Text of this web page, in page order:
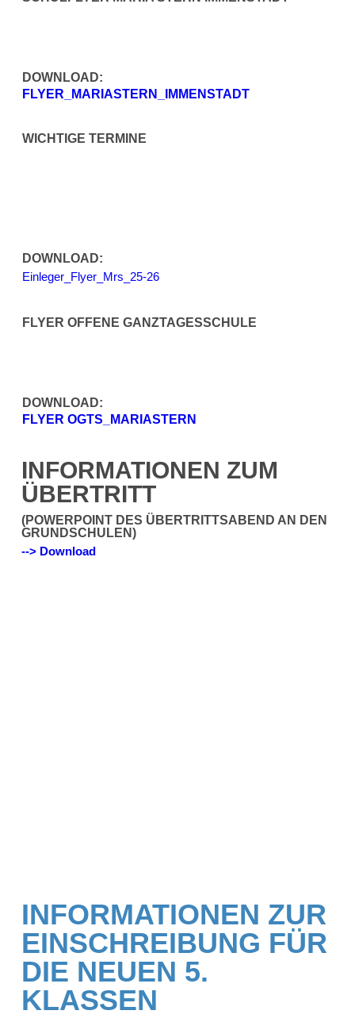
DOWNLOAD:
FLYER_MARIASTERN_IMMENSTADT
WICHTIGE TERMINE
DOWNLOAD:
Einleger_Flyer_Mrs_25-26
FLYER OFFENE GANZTAGESSCHULE
DOWNLOAD:
FLYER OGTS_MARIASTERN
INFORMATIONEN ZUM
ÜBERTRITT
(POWERPOINT DES ÜBERTRITTSABEND AN DEN
GRUNDSCHULEN)
--> Download
INFORMATIONEN ZUR
EINSCHREIBUNG FÜR
DIE NEUEN 5.
KLASSEN